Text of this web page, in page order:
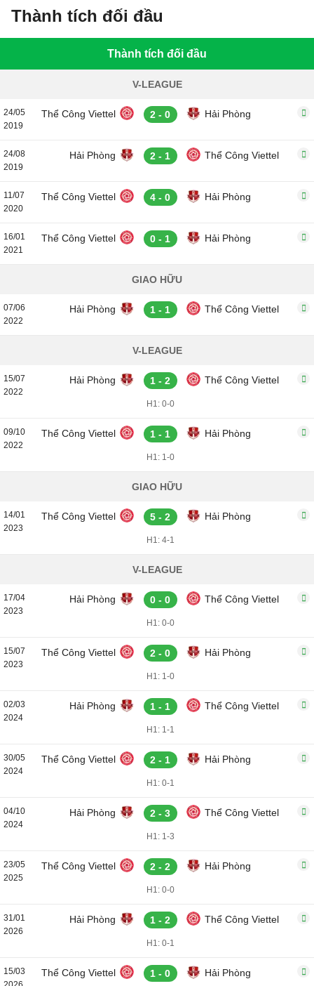
Thành tích đối đầu
Thành tích đối đầu
V-LEAGUE
24/05
2019
Thể Công Viettel 2 - 0 Hải Phòng
24/08
2019
Hải Phòng 2 - 1 Thể Công Viettel
11/07
2020
Thể Công Viettel 4 - 0 Hải Phòng
16/01
2021
Thể Công Viettel 0 - 1 Hải Phòng
GIAO HỮU
07/06
2022
Hải Phòng 1 - 1 Thể Công Viettel
V-LEAGUE
15/07
2022
Hải Phòng 1 - 2 Thể Công Viettel
H1: 0-0
09/10
2022
Thể Công Viettel 1 - 1 Hải Phòng
H1: 1-0
GIAO HỮU
14/01
2023
Thể Công Viettel 5 - 2 Hải Phòng
H1: 4-1
V-LEAGUE
17/04
2023
Hải Phòng 0 - 0 Thể Công Viettel
H1: 0-0
15/07
2023
Thể Công Viettel 2 - 0 Hải Phòng
H1: 1-0
02/03
2024
Hải Phòng 1 - 1 Thể Công Viettel
H1: 1-1
30/05
2024
Thể Công Viettel 2 - 1 Hải Phòng
H1: 0-1
04/10
2024
Hải Phòng 2 - 3 Thể Công Viettel
H1: 1-3
23/05
2025
Thể Công Viettel 2 - 2 Hải Phòng
H1: 0-0
31/01
2026
Hải Phòng 1 - 2 Thể Công Viettel
H1: 0-1
15/03
Thể Công Viettel 1 - 0 Hải Phòng